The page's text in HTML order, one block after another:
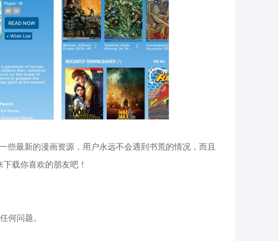
些最新的漫画资源，用户永远不会遇到书荒的情况，而且
载你喜欢的朋友吧！
何问题。